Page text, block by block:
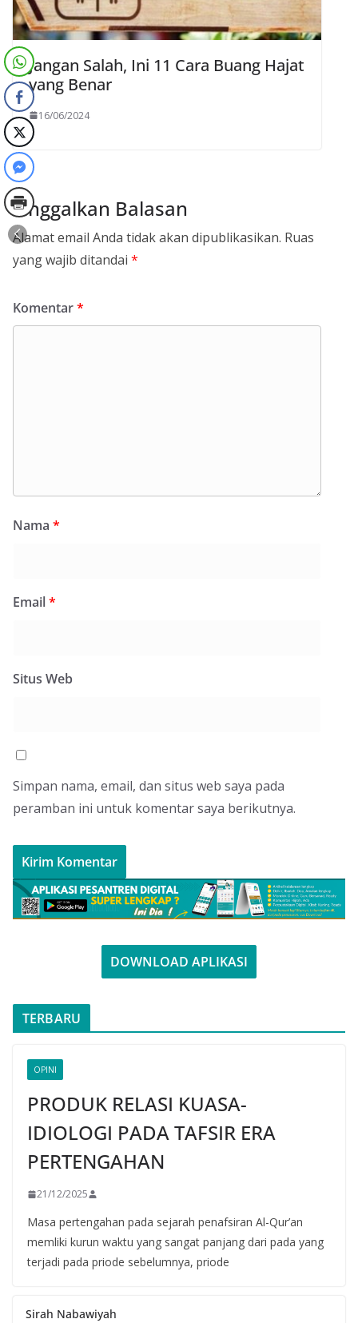
Jangan Salah, Ini 11 Cara Buang Hajat
yang Benar
16/06/2024
Tinggalkan Balasan
Alamat email Anda tidak akan dipublikasikan. Ruas
yang wajib ditandai *
Komentar*
Nama *
Email*
Situs Web
Simpan nama, email, dan situs web saya pada
peramban ini untuk komentar saya berikutnya.
DOWNLOAD APLIKASI
TERBARU
OPINI
PRODUK RELASI KUASA-
IDIOLOGI PADA TAFSIR ERA
PERTENGAHAN
21/12/2025
Masa pertengahan pada sejarah penafsiran Al-Qur’an
memliki kurun waktu yang sangat panjang dari pada yang
terjadi pada priode sebelumnya, priode
Sirah Nabawiyah